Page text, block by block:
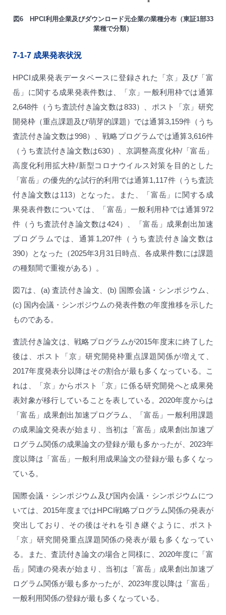
図6 HPCI利用企業及びダウンロード元企業の業種分布（東証1部33
業種で分類）
7-1-7 成果発表状況
HPCI成果発表データベースに登録された「京」及び「富
岳」に関する成果発表件数は、「京」一般利用枠では通算
2,648件（うち査読付き論文数は833）、ポスト「京」研究
開発枠（重点課題及び萌芽的課題）では通算3,159件（うち
査読付き論文数は998）、戦略プログラムでは通算3,616件
（うち査読付き論文数は630）、京調整高度化枠/「富岳」
高度化利用拡大枠/新型コロナウイルス対策を目的とした
「富岳」の優先的な試行的利用では通算1,117件（うち査読
付き論文数は113）となった。また、「富岳」に関する成
果発表件数については、「富岳」一般利用枠では通算972
件（うち査読付き論文数は424）、「富岳」成果創出加速
プログラムでは、通算1,207件（うち査読付き論文数は
390）となった（2025年3月31日時点、各成果件数には課題
の種類間で重複がある）。
図7は、(a) 査読付き論文、(b) 国際会議・シンポジウム、
(c) 国内会議・シンポジウムの発表件数の年度推移を示した
ものである。
査読付き論文は、戦略プログラムが2015年度末に終了した
後は、ポスト「京」研究開発枠重点課題関係が増えて、
2017年度発表分以降はその割合が最も多くなっている。こ
れは、「京」からポスト「京」に係る研究開発へと成果発
表対象が移行していることを表している。2020年度からは
「富岳」成果創出加速プログラム、「富岳」一般利用課題
の成果論文発表が始まり、当初は「富岳」成果創出加速プ
ログラム関係の成果論文の登録が最も多かったが、2023年
度以降は「富岳」一般利用成果論文の登録が最も多くなっ
ている。
国際会議・シンポジウム及び国内会議・シンポジウムにつ
いては、2015年度まではHPCI戦略プログラム関係の発表が
突出しており、その後はそれを引き継ぐように、ポスト
「京」研究開発重点課題関係の発表が最も多くなってい
る。また、査読付き論文の場合と同様に、2020年度に「富
岳」関連の発表が始まり、当初は「富岳」成果創出加速プ
ログラム関係が最も多かったが、2023年度以降は「富岳」
一般利用関係の登録が最も多くなっている。